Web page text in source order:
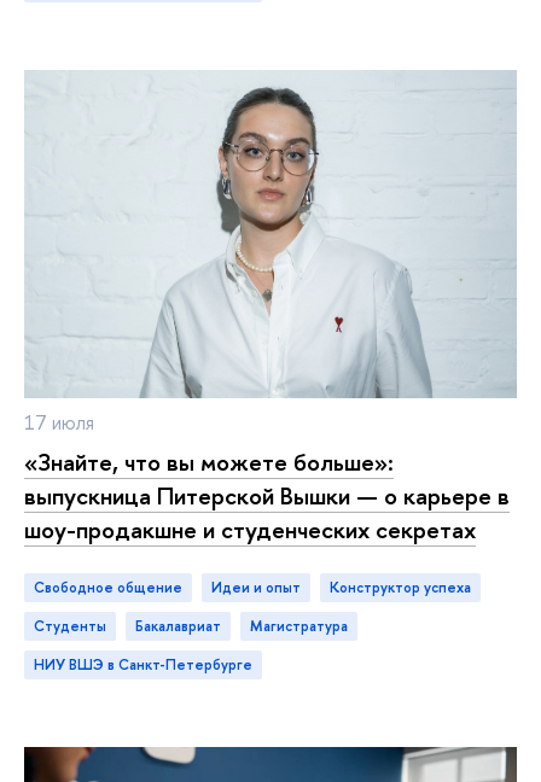
17 июля
«Знайте, что вы можете больше»:
выпускница Питерской Вышки — о карьере в
шоу-продакшне и студенческих секретах
Свободное общение идеи и опыт
конструктор успеха
студенты
бакалавриат
магистратура
НИУ ВШЭ в Санкт-Петербурге